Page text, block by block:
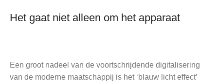
Het gaat niet alleen om het apparaat
Een groot nadeel van de voortschrijdende digitalisering
van de moderne maatschappij is het ‘blauw licht effect’